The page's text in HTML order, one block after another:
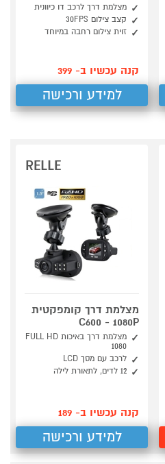
מצלמת דרך לרכב דו כיוונית
קצב צילום 30FPS
זוית צילום רחבה במיוחד
קנה עכשיו ב- 399
למידע ורכישה
RELLE
מצלמת דרך קומפקטית
C600 - 1080P
מצלמת דרך באיכות FULL HD
1080
לרכב עם מסך LCD
12 לדים, לתאורת לילה
קנה עכשיו ב- 189
למידע ורכישה